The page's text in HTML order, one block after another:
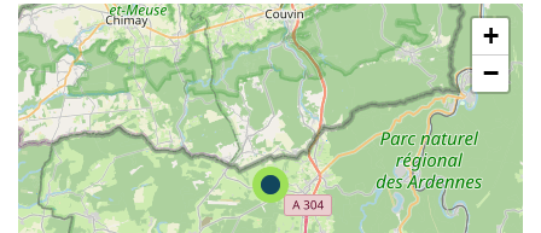
+
−